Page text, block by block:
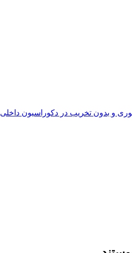
و بدون تخریب در دکوراسیون داخلی